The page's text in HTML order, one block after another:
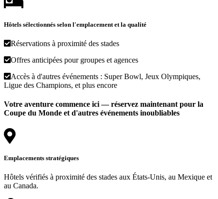
Hôtels sélectionnés selon l'emplacement et la qualité
Réservations à proximité des stades
Offres anticipées pour groupes et agences
Accès à d'autres événements : Super Bowl, Jeux Olympiques,
Ligue des Champions, et plus encore
Votre aventure commence ici — réservez maintenant pour la
Coupe du Monde et d'autres événements inoubliables
Emplacements stratégiques
Hôtels vérifiés à proximité des stades aux États-Unis, au Mexique et
au Canada.